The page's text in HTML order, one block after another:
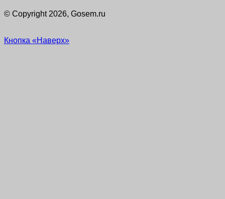
© Copyright 2026, Gosem.ru
Кнопка «Наверх»